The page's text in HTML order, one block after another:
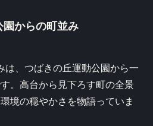
からの町並み
は、つばきの丘運動公園から一
。高台から見下ろす町の全景
境の穏やかさを物語っていま